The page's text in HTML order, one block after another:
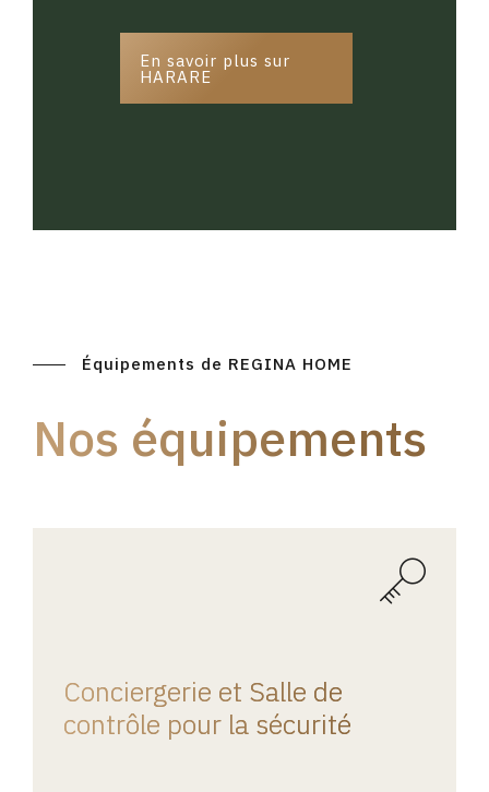
En savoir plus sur
HARARE
Équipements de REGINA HOME
Nos équipements
Conciergerie et Salle de
contrôle pour la sécurité